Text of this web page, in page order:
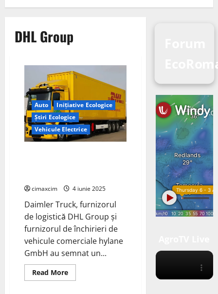
DHL Group
Auto
Inițiative Ecologice
Știri Ecologice
Vehicule Electrice
cimaxcim 4 iunie 2025
Daimler Truck, furnizorul
de logistică DHL Group și
furnizorul de închirieri de
vehicule comerciale hylane
GmbH au semnat un...
Read MoreRead
more